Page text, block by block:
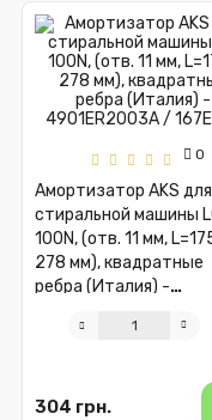
0
Амортизатор AKS для
стиральной машины
100N, (отв. 11 мм,
278 мм), квадратные
ребра (Италия) -
304 грн.